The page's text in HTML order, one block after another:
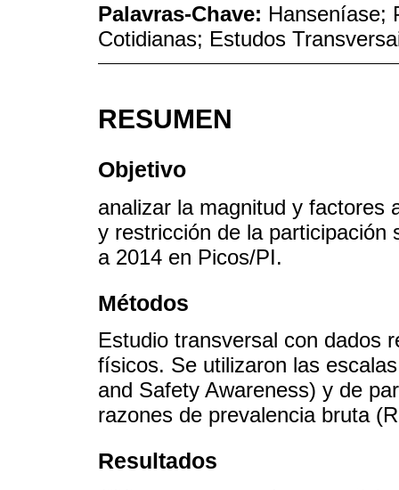
Palavras-Chave: Hanseníase;
Cotidianas; Estudos
RESUMEN
Objetivo
analizar la magnitud y factores
y restricción de la participación
a 2014 en Picos/PI.
Métodos
Estudio transversal con dados
físicos. Se utilizaron las
and Safety Awareness) y de
razones de prevalencia bruta
Resultados